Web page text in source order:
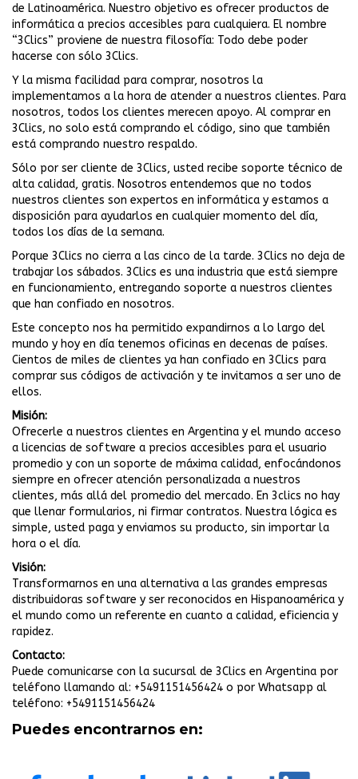
de Latinoamérica. Nuestro objetivo es ofrecer productos de
informática a precios accesibles para cualquiera. El nombre
“3Clics” proviene de nuestra filosofía: Todo debe poder
hacerse con sólo 3Clics.
Y la misma facilidad para comprar, nosotros la
implementamos a la hora de atender a nuestros clientes. Para
nosotros, todos los clientes merecen apoyo. Al comprar en
3Clics, no solo está comprando el código, sino que también
está comprando nuestro respaldo.
Sólo por ser cliente de 3Clics, usted recibe soporte técnico de
alta calidad, gratis. Nosotros entendemos que no todos
nuestros clientes son expertos en informática y estamos a
disposición para ayudarlos en cualquier momento del día,
todos los días de la semana.
Porque 3Clics no cierra a las cinco de la tarde. 3Clics no deja de
trabajar los sábados. 3Clics es una industria que está siempre
en funcionamiento, entregando soporte a nuestros clientes
que han confiado en nosotros.
Este concepto nos ha permitido expandirnos a lo largo del
mundo y hoy en día tenemos oficinas en decenas de países.
Cientos de miles de clientes ya han confiado en 3Clics para
comprar sus códigos de activación y te invitamos a ser uno de
ellos.
Misión:
Ofrecerle a nuestros clientes en Argentina y el mundo acceso
a licencias de software a precios accesibles para el usuario
promedio y con un soporte de máxima calidad, enfocándonos
siempre en ofrecer atención personalizada a nuestros
clientes, más allá del promedio del mercado. En 3clics no hay
que llenar formularios, ni firmar contratos. Nuestra lógica es
simple, usted paga y enviamos su producto, sin importar la
hora o el día.
Visión:
Transformarnos en una alternativa a las grandes empresas
distribuidoras software y ser reconocidos en Hispanoamérica y
el mundo como un referente en cuanto a calidad, eficiencia y
rapidez.
Contacto:
Puede comunicarse con la sucursal de 3Clics en Argentina por
teléfono llamando al: +5491151456424 o por Whatsapp al
teléfono: +5491151456424
Puedes encontrarnos en: